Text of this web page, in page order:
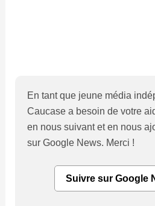
En tant que jeune média
Caucase a besoin de votre
en nous suivant et en nous
sur Google News. Merci !
Suivre sur Google